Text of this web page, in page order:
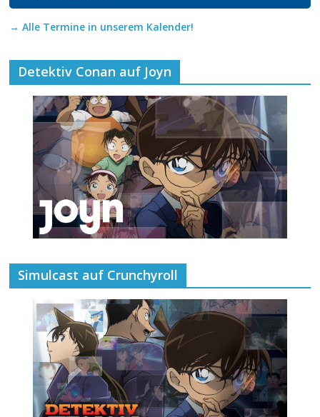
→ Alle Termine in unserem Kalender!
Detektiv Conan auf Joyn
Simulcast auf Crunchyroll